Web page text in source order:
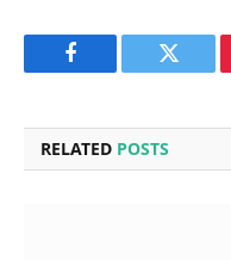
Facebook Twitter
RELATED POSTS